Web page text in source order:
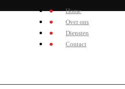
Home
Over ons
Diensten
Contact